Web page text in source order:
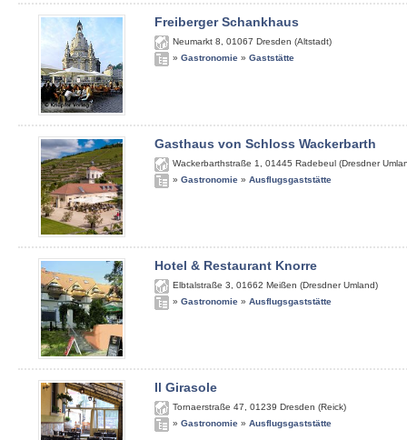
Freiberger Schankhaus
Neumarkt 8 01067 Dresden (Altstadt)
» Gastronomie » Gaststätte
Gasthaus von Schloss Wackerbarth
Wackerbarthstraße 1 01445 Radebeul (Dresdner
» Gastronomie » Ausflugsgaststätte
Hotel & Restaurant Knorre
Elbtalstraße 3 01662 Meißen (Dresdner Umland)
» Gastronomie » Ausflugsgaststätte
Il Girasole
Tornaerstraße 47 01239 Dresden (Reick)
» Gastronomie » Ausflugsgaststätte